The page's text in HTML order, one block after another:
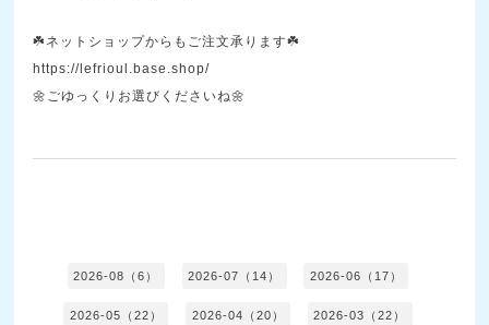
☘️ネットショップからもご注文承ります☘️
https://lefrioul.base.shop/
🌼ごゆっくりお選びくださいね🌼
2026-08（6） 2026-07（14） 2026-06（17）
2026-05（22） 2026-04（20） 2026-03（22）